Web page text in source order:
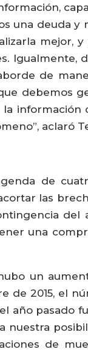
una deuda
mejor,
de
debemos
información
aclaró
de
las
una
un
2015, el
pasado
nuestra
de